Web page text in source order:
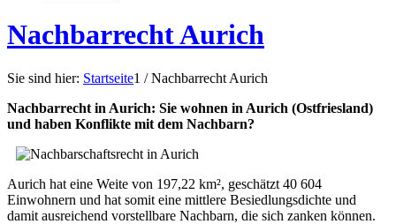
Nachbarrecht Aurich
Sie sind hier: Startseite1 / Nachbarrecht Aurich
Nachbarrecht in Aurich: Sie wohnen in Aurich (Ostfriesland)
und haben Konflikte mit dem Nachbarn?
Aurich hat eine Weite von 197,22 km², geschätzt 40 604
Einwohnern und hat somit eine mittlere Besiedlungsdichte und
damit ausreichend vorstellbare Nachbarn, die sich zanken können.